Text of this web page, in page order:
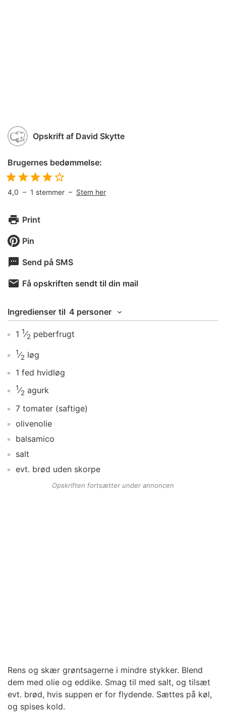
Opskrift af David Skytte
Brugernes bedømmelse:
4,0 – 1 stemmer – Stem her
Print
Pin
Send på SMS
Få opskriften sendt til din mail
Ingredienser til 4 personer
1 1⁄2 peberfrugt
1⁄2 løg
1 fed hvidløg
1⁄2 agurk
7 tomater (saftige)
olivenolie
balsamico
salt
evt. brød uden skorpe
Opskriften fortsætter under annoncen
Rens og skær grøntsagerne i mindre stykker. Blend
dem med olie og eddike. Smag til med salt, og tilsæt
evt. brød, hvis suppen er for flydende. Sættes på køl,
og spises kold.